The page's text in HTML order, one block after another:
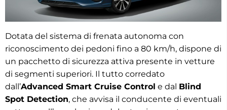
Dotata del sistema di frenata autonoma con
riconoscimento dei pedoni fino a 80 km/h, dispone di
un pacchetto di sicurezza attiva presente in vetture
di segmenti superiori. Il tutto corredato
dall’Advanced Smart Cruise Control e dal Blind
Spot Detection, che avvisa il conducente di eventuali